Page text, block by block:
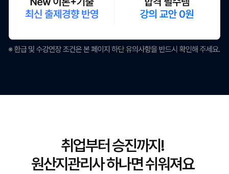
취업부터 승진까지!
원산지관리사 하나면 쉬워져요